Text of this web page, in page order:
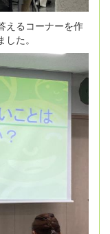
えるコーナーを作
た。